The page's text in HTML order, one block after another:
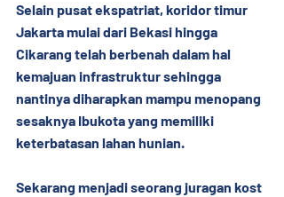
Selain pusat ekspatriat, koridor timur
Jakarta mulai dari Bekasi hingga
Cikarang telah berbenah dalam hal
kemajuan infrastruktur sehingga
nantinya diharapkan mampu menopang
sesaknya Ibukota yang memiliki
keterbatasan lahan hunian.
Sekarang menjadi seorang juragan kost